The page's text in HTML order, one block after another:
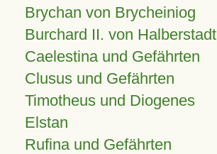
Brychan von Brycheiniog
Burchard II. von Halberstadt
Caelestina und Gefährten
Clusus und Gefährten
Timotheus und Diogenes
Elstan
Rufina und Gefährten